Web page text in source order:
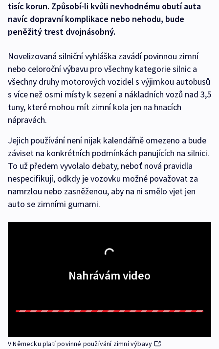
tisíc korun. Způsobí-li kvůli nevhodnému obutí auta
navíc dopravní komplikace nebo nehodu, bude
peněžitý trest dvojnásobný.
Novelizovaná silniční vyhláška zavádí povinnou zimní
nebo celoroční výbavu pro všechny kategorie silnic a
všechny druhy motorových vozidel s výjimkou autobusů
s více než osmi místy k sezení a nákladních vozů nad 3,5
tuny, které mohou mít zimní kola jen na hnacích
nápravách.
Jejich používání není nijak kalendářně omezeno a bude
záviset na konkrétních podmínkách panujících na silnici.
To už předem vyvolalo debaty, neboť nová pravidla
nespecifikují, odkdy je vozovku možné považovat za
namrzlou nebo zasněženou, aby na ni smělo vjet jen
auto se zimními gumami.
Nahrávám video
V Německu platí povinné používání zimní výbavy